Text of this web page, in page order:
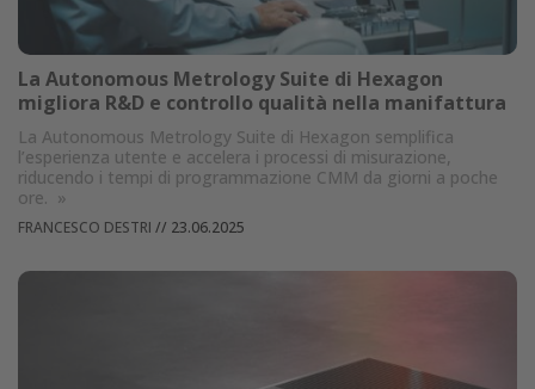
La Autonomous Metrology Suite di Hexagon
migliora R&D e controllo qualità nella manifattura
La Autonomous Metrology Suite di Hexagon semplifica
l’esperienza utente e accelera i processi di misurazione,
riducendo i tempi di programmazione CMM da giorni a poche
ore. »
FRANCESCO DESTRI // 23.06.2025